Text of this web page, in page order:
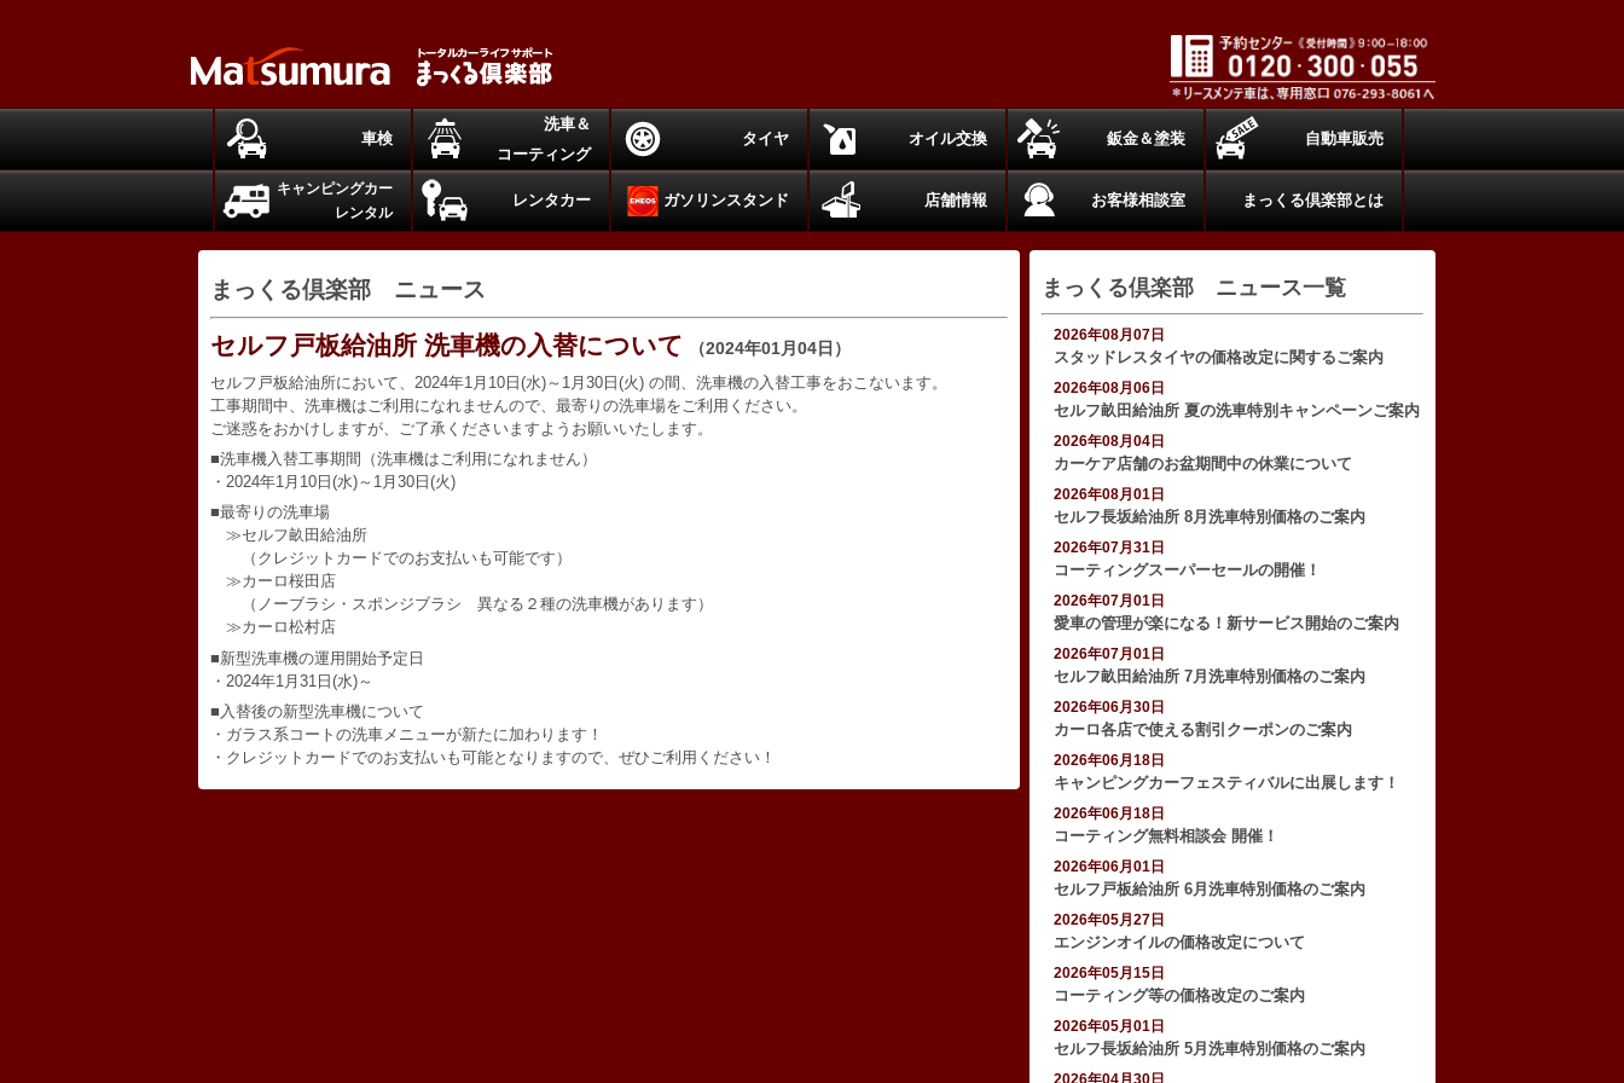
車検
洗車＆
コーティング
タイヤ オイル交換 鈑金＆塗装 自動車販売
キャンピングカー
レンタル
レンタカー ガソリンスタンド 店舗情報 お客様相談室 まっくる倶楽部とは
まっくる倶楽部 ニュース
セルフ戸板給油所 洗車機の入替について （2024年01月04日）
セルフ戸板給油所において、2024年1月10日(水)～1月30日(火) の間、洗車機の入替工事をおこないます。
工事期間中、洗車機はご利用になれませんので、最寄りの洗車場をご利用ください。
ご迷惑をおかけしますが、ご了承くださいますようお願いいたします。
■洗車機入替工事期間（洗車機はご利用になれません）
・2024年1月10日(水)～1月30日(火)
■最寄りの洗車場
≫セルフ畝田給油所
（クレジットカードでのお支払いも可能です）
≫カーロ桜田店
（ノーブラシ・スポンジブラシ 異なる２種の洗車機があります）
≫カーロ松村店
■新型洗車機の運用開始予定日
・2024年1月31日(水)～
■入替後の新型洗車機について
・ガラス系コートの洗車メニューが新たに加わります！
・クレジットカードでのお支払いも可能となりますので、ぜひご利用ください！
まっくる倶楽部 ニュース一覧
2026年08月07日
スタッドレスタイヤの価格改定に関するご案内
2026年08月06日
セルフ畝田給油所 夏の洗車特別キャンペーンご案内
2026年08月04日
カーケア店舗のお盆期間中の休業について
2026年08月01日
セルフ長坂給油所 8月洗車特別価格のご案内
2026年07月31日
コーティングスーパーセールの開催！
2026年07月01日
愛車の管理が楽になる！新サービス開始のご案内
2026年07月01日
セルフ畝田給油所 7月洗車特別価格のご案内
2026年06月30日
カーロ各店で使える割引クーポンのご案内
2026年06月18日
キャンピングカーフェスティバルに出展します！
2026年06月18日
コーティング無料相談会 開催！
2026年06月01日
セルフ戸板給油所 6月洗車特別価格のご案内
2026年05月27日
エンジンオイルの価格改定について
2026年05月15日
コーティング等の価格改定のご案内
2026年05月01日
セルフ長坂給油所 5月洗車特別価格のご案内
2026年04月30日